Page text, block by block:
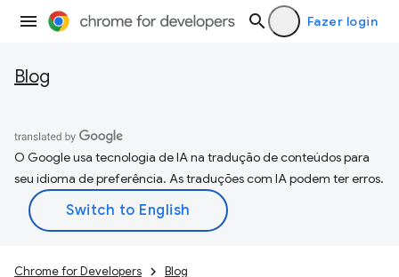
Fazer login
Blog
O Google usa tecnologia de IA na tradução de conteúdos para
seu idioma de preferência. As traduções com IA podem ter erros.
Chrome for Developers Blog